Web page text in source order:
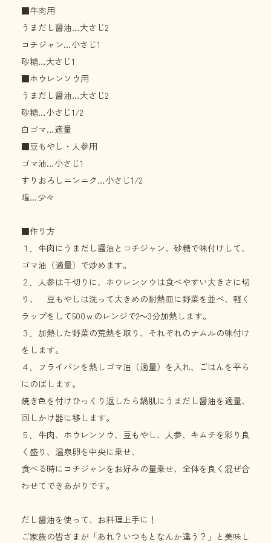
■牛肉用
うまだし醤油…大さじ2
コチジャン…小さじ1
砂糖…大さじ1
■ホウレンソウ用
うまだし醤油…大さじ2
砂糖…小さじ1/2
白ゴマ…適量
■豆もやし・人参用
ゴマ油…小さじ1
すりおろしニンニク…小さじ1/2
塩…少々
■作り方
１．牛肉にうまだし醤油とコチジャン、砂糖で味付けして、
ゴマ油（適量）で炒めます。
２．人参は千切りに、ホウレンソウは食べやすい大きさに切
り、 豆もやしは洗って大きめの耐熱皿に野菜を並べ、軽く
ラップをして500ｗのレンジで2～3分加熱します。
３．加熱した野菜の荒熱を取り、それぞれのナムルの味付け
をします。
４．フライパンを熱しゴマ油（適量）を入れ、ごはんを平ら
にのばします。
焼き色を付けひっくり返したら鍋肌にうまだし醤油を適量、
回しかけ器に移します。
５．牛肉、ホウレンソウ、豆もやし、人参、キムチを彩り良
く盛り、温泉卵を中央に乗せ、
食べる時にコチジャンをお好みの量乗せ、全体を良く混ぜ合
わせてできあがりです。
だし醤油を使って、お料理上手に！
ご家族の皆さまが「あれ？いつもとなんか違う？」と美味し